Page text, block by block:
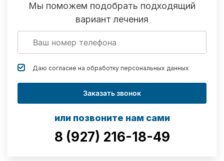
Мы поможем подобрать подходящий
вариант лечения
Даю согласие на обработку персональных данных
Заказать звонок
или позвоните нам сами
8 (927) 216-18-49